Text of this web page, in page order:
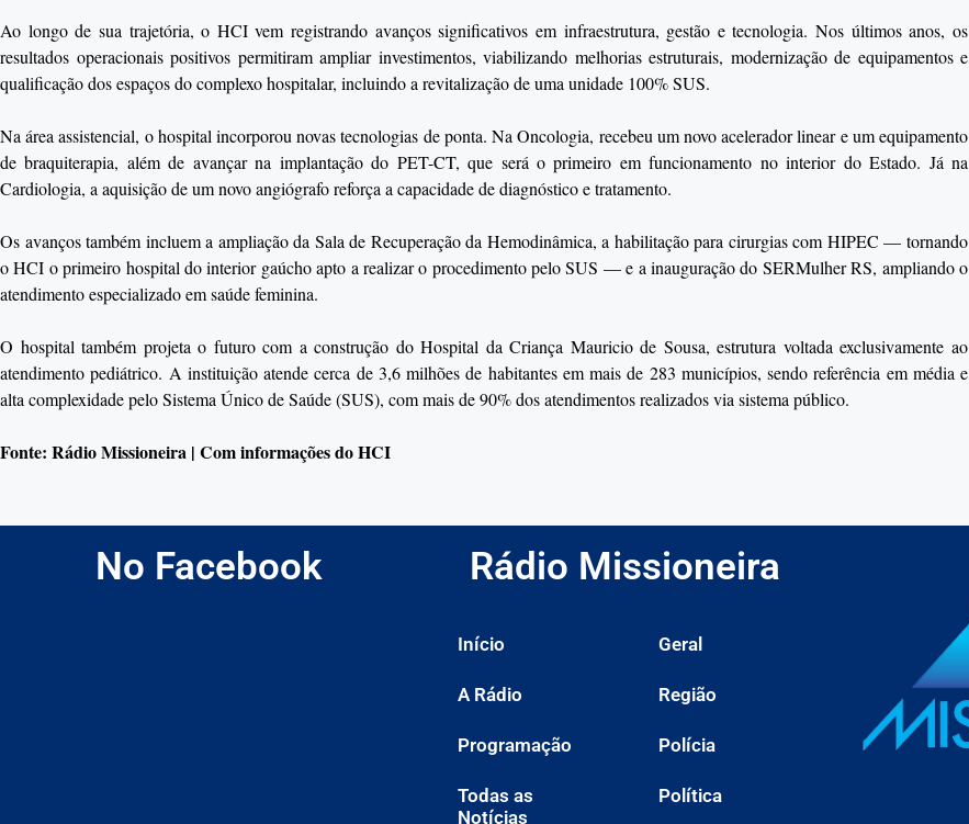
Ao longo de sua trajetória, o HCI vem registrando avanços significativos em infraestrutura, gestão e tecnologia. Nos últimos anos, os
resultados operacionais positivos permitiram ampliar investimentos, viabilizando melhorias estruturais, modernização de equipamentos e
qualificação dos espaços do complexo hospitalar, incluindo a revitalização de uma unidade 100% SUS.
Na área assistencial, o hospital incorporou novas tecnologias de ponta. Na Oncologia, recebeu um novo acelerador linear e um equipamento
de braquiterapia, além de avançar na implantação do PET-CT, que será o primeiro em funcionamento no interior do Estado. Já na
Cardiologia, a aquisição de um novo angiógrafo reforça a capacidade de diagnóstico e tratamento.
Os avanços também incluem a ampliação da Sala de Recuperação da Hemodinâmica, a habilitação para cirurgias com HIPEC — tornando
o HCI o primeiro hospital do interior gaúcho apto a realizar o procedimento pelo SUS — e a inauguração do SERMulher RS, ampliando o
atendimento especializado em saúde feminina.
O hospital também projeta o futuro com a construção do Hospital da Criança Mauricio de Sousa, estrutura voltada exclusivamente ao
atendimento pediátrico. A instituição atende cerca de 3,6 milhões de habitantes em mais de 283 municípios, sendo referência em média e
alta complexidade pelo Sistema Único de Saúde (SUS), com mais de 90% dos atendimentos realizados via sistema público.
Fonte: Rádio Missioneira | Com informações do HCI
No Facebook Rádio Missioneira
Início
A Rádio
Programação
Todas as
Notícias
Geral
Região
Polícia
Política